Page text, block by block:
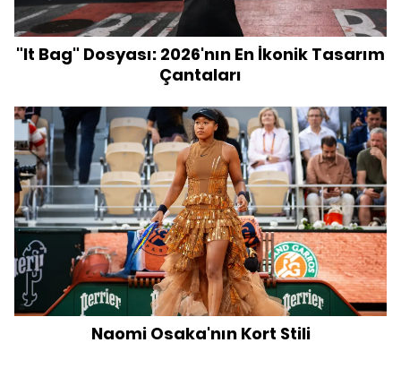
"It Bag" Dosyası: 2026'nın En İkonik Tasarım
Çantaları
Naomi Osaka'nın Kort Stili